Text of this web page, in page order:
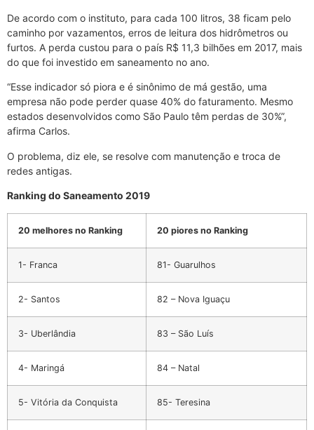
De acordo com o instituto, para cada 100 litros, 38 ficam pelo
caminho por vazamentos, erros de leitura dos hidrômetros ou
furtos. A perda custou para o país R$ 11,3 bilhões em 2017, mais
do que foi investido em saneamento no ano.
“Esse indicador só piora e é sinônimo de má gestão, uma
empresa não pode perder quase 40% do faturamento. Mesmo
estados desenvolvidos como São Paulo têm perdas de 30%”,
afirma Carlos.
O problema, diz ele, se resolve com manutenção e troca de
redes antigas.
Ranking do Saneamento 2019
20 melhores no Ranking 20 piores no Ranking
1- Franca 81- Guarulhos
2- Santos 82 – Nova Iguaçu
3- Uberlândia 83 – São Luís
4- Maringá 84 – Natal
5- Vitória da Conquista 85- Teresina